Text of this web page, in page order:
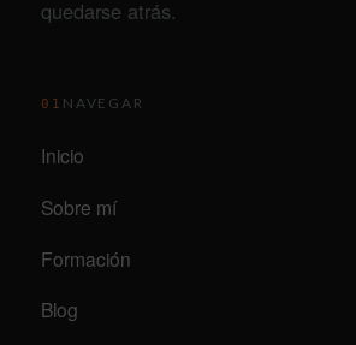
quedarse atrás.
01 NAVEGAR
Inicio
Sobre mí
Formación
Blog